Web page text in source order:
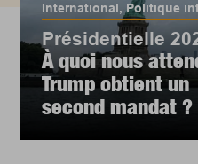
International,Politique
Présidentielle
À quoi nous
Trump obtient un
second mandat ?